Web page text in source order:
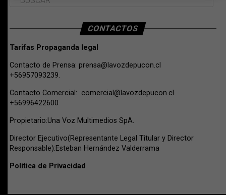
CONTACTOS
Tarifas Propaganda legal
Contacto de Prensa: prensa@lavozdepucon.cl
+56957093239.
Contacto Comercial: comercial@lavozdepucon.cl
+56996422600
Propietario:Una Voz Multimedios SpA.
Director Ejecutivo(Representante Legal Titular y Director
Responsable):Esteban Hernández Valderrama
Politica de Privacidad